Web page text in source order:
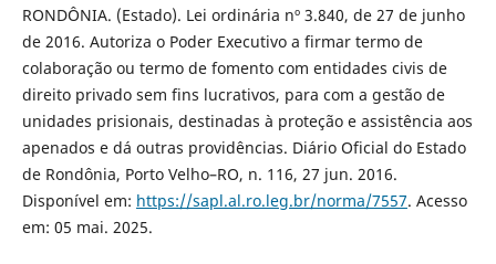
RONDÔNIA. (Estado). Lei ordinária nº 3.840, de 27 de junho
de 2016. Autoriza o Poder Executivo a firmar termo de
colaboração ou termo de fomento com entidades civis de
direito privado sem fins lucrativos, para com a gestão de
unidades prisionais, destinadas à proteção e assistência aos
apenados e dá outras providências. Diário Oficial do Estado
de Rondônia, Porto Velho–RO, n. 116, 27 jun. 2016.
Disponível em: https://sapl.al.ro.leg.br/norma/7557. Acesso
em: 05 mai. 2025.